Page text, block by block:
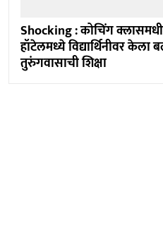
Shocking : कोचिंग
हॉटेलमध्ये विद्यार्थिनीवर केला
तुरुंगवासाची शिक्षा